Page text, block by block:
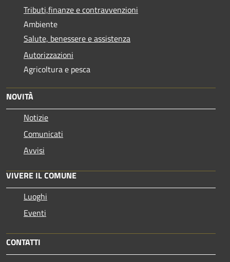
Tributi,finanze e contravvenzioni
Ambiente
Salute, benessere e assistenza
Autorizzazioni
Agricoltura e pesca
NOVITÀ
Notizie
Comunicati
Avvisi
VIVERE IL COMUNE
Luoghi
Eventi
CONTATTI